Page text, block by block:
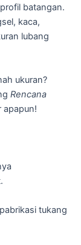
batangan.
kaca,
lubang
ukuran?
Rencana
apapun!
tukang